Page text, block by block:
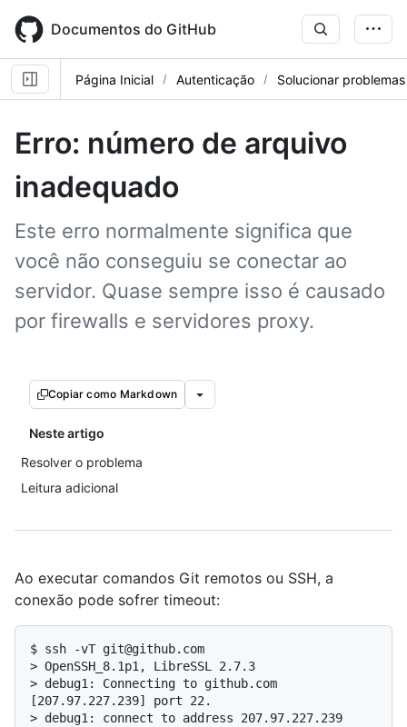
main
content
Documentos do GitHub
Página Inicial Autenticação Solucionar
Erro: número de arquivo
inadequado
Este erro normalmente significa que
você não conseguiu se conectar ao
servidor. Quase sempre isso é causado
por firewalls e servidores proxy.
Copiar como Markdown
Neste artigo
Resolver o problema
Leitura adicional
Ao executar comandos Git remotos ou SSH, a
conexão pode sofrer timeout:
$ ssh -vT git@github.com
> OpenSSH_8.1p1, LibreSSL 2.7.3
> debug1: Connecting to github.com
[207.97.227.239] port 22.
> debug1: connect to address 207.97.227.239